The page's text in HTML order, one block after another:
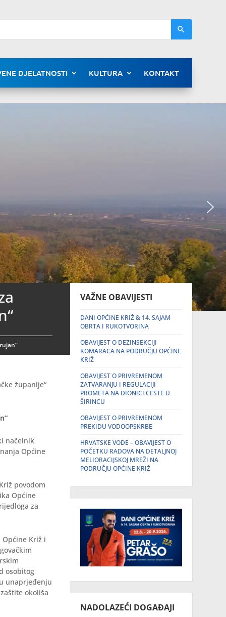
DJELATNOSTI KULTURA KONTAKT
županije“
načelnik
Općine
povodom
Općine
za
Križ i
osobitog
unaprjeđenju
okoliša
VAŽNE OBAVIJESTI
DANI OPĆINE KRIŽ & 14. SAJAM
OBRTA I RUKOTVORINA
OBAVIJEST O DEZINSEKCIJI
KOMARACA NA PODRUČJU OPĆINE
KRIŽ
OBAVIJEST O PRIVREMENOM
ZATVARANJU I REGULACIJI
PROMETA NA DIONICI CESTE U
ŠIRINCU
OBAVIJEST O PRIVREMENOM
PREKIDU VODOOPSKRBE
HRVATSKE VODE – OBAVIJEST O
POČETKU RADOVA NA DETALJNOJ
MELIORACIJSKOJ MREŽI NA
PODRUČJU OPĆINE KRIŽ
NADOLAZEĆI DOGAĐAJI